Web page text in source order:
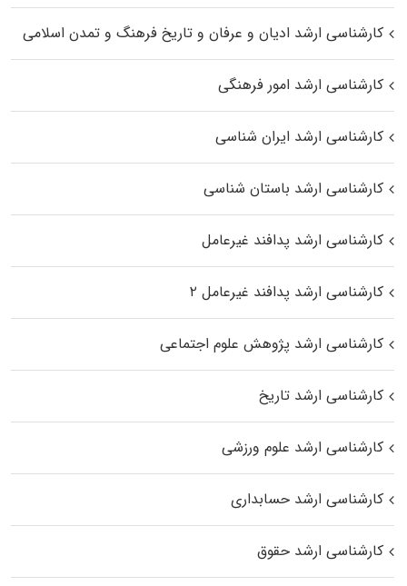
کارشناسی ارشد ادیان و عرفان و تاریخ فرهنگ و تمدن اسلامی
کارشناسی ارشد امور فرهنگی
کارشناسی ارشد ایران شناسی
کارشناسی ارشد باستان شناسی
کارشناسی ارشد پدافند غیرعامل
کارشناسی ارشد پدافند غیرعامل ۲
کارشناسی ارشد پژوهش علوم اجتماعی
کارشناسی ارشد تاریخ
کارشناسی ارشد علوم ورزشی
کارشناسی ارشد حسابداری
کارشناسی ارشد حقوق